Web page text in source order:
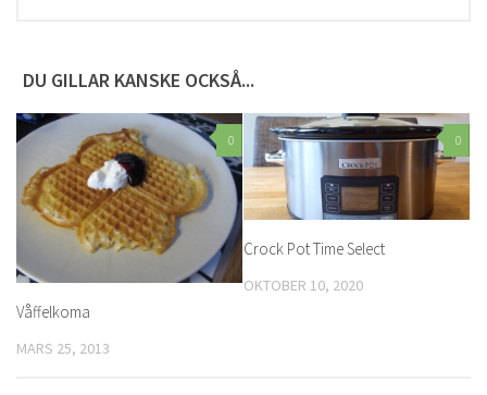
DU GILLAR KANSKE OCKSÅ...
0
Våffelkoma
MARS 25, 2013
0
Crock Pot Time Select
OKTOBER 10, 2020